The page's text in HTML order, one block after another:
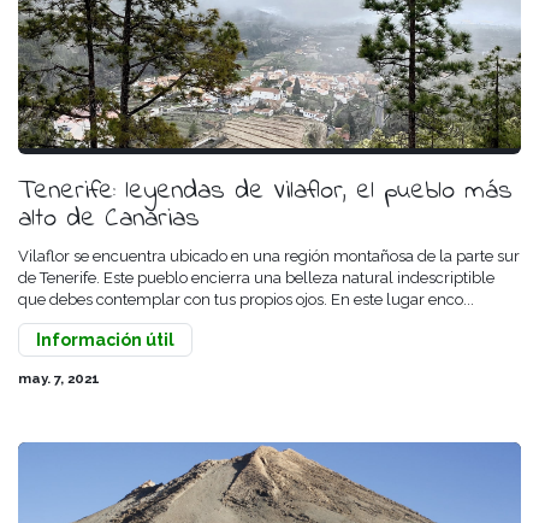
Tenerife: leyendas de Vilaflor, el pueblo más
alto de Canarias
Vilaflor se encuentra ubicado en una región montañosa de la parte sur
de Tenerife. Este pueblo encierra una belleza natural indescriptible
que debes contemplar con tus propios ojos. En este lugar enco...
Información útil
may. 7, 2021